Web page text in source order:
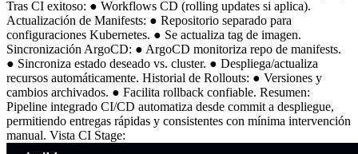
Tras CI exitoso: ● Workflows CD (rolling updates si aplica).
Actualización de Manifests: ● Repositorio separado para
configuraciones Kubernetes. ● Se actualiza tag de imagen.
Sincronización ArgoCD: ● ArgoCD monitoriza repo de manifests.
● Sincroniza estado deseado vs. cluster. ● Despliega/actualiza
recursos automáticamente. Historial de Rollouts: ● Versiones y
cambios archivados. ● Facilita rollback confiable. Resumen:
Pipeline integrado CI/CD automatiza desde commit a despliegue,
permitiendo entregas rápidas y consistentes con mínima intervención
manual. Vista CI Stage: